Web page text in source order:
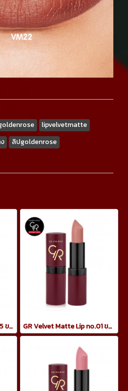
lipvelvetmatte
ลิปgoldenrose
GR Velvet Matte Lip no.05 ขนาด 4.2 กรัม GR Velvet Matte Lip no.01 ขนาด 4.2 กรัม